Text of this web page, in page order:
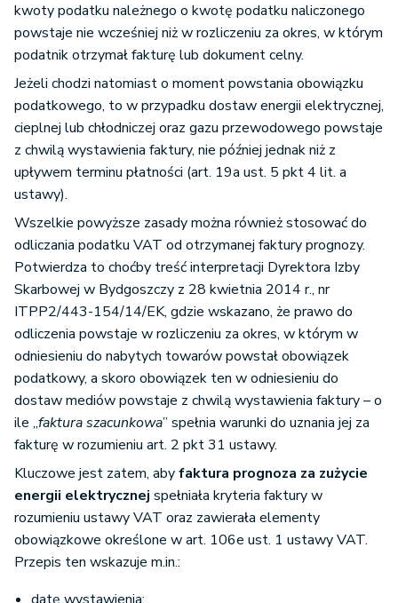
kwoty podatku należnego o kwotę podatku naliczonego
powstaje nie wcześniej niż w rozliczeniu za okres, w którym
podatnik otrzymał fakturę lub dokument celny.
Jeżeli chodzi natomiast o moment powstania obowiązku
podatkowego, to w przypadku dostaw energii elektrycznej,
cieplnej lub chłodniczej oraz gazu przewodowego powstaje
z chwilą wystawienia faktury, nie później jednak niż z
upływem terminu płatności (art. 19a ust. 5 pkt 4 lit. a
ustawy).
Wszelkie powyższe zasady można również stosować do
odliczania podatku VAT od otrzymanej faktury prognozy.
Potwierdza to choćby treść interpretacji Dyrektora Izby
Skarbowej w Bydgoszczy z 28 kwietnia 2014 r., nr
ITPP2/443-154/14/EK, gdzie wskazano, że prawo do
odliczenia powstaje w rozliczeniu za okres, w którym w
odniesieniu do nabytych towarów powstał obowiązek
podatkowy, a skoro obowiązek ten w odniesieniu do
dostaw mediów powstaje z chwilą wystawienia faktury – o
ile „faktura szacunkowa” spełnia warunki do uznania jej za
fakturę w rozumieniu art. 2 pkt 31 ustawy.
Kluczowe jest zatem, abyfaktura prognoza za zużycie
energii elektrycznej spełniała kryteria faktury w
rozumieniu ustawy VAT oraz zawierała elementy
obowiązkowe określone w art. 106e ust. 1 ustawy VAT.
Przepis ten wskazuje m.in.: